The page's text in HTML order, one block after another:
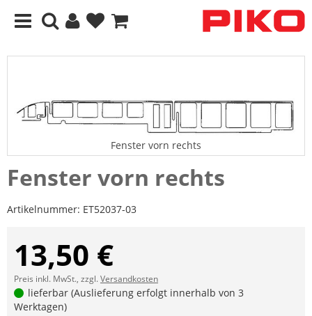
Fenster vorn rechts
Fenster vorn rechts
Artikelnummer: ET52037-03
13,50 €
Preis inkl. MwSt., zzgl.Versandkosten
lieferbar (Auslieferung erfolgt innerhalb von 3
Werktagen)